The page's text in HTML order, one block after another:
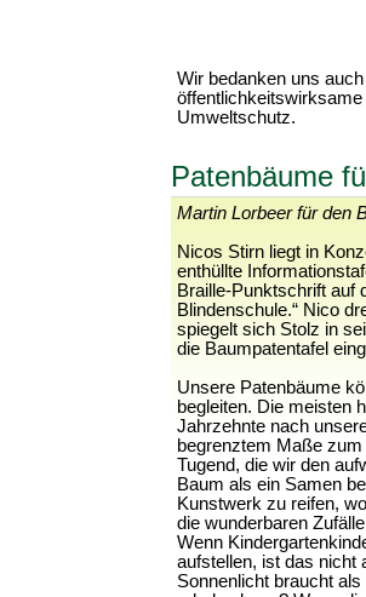
Wir bedanken uns
Umweltschutz.
Patenbäume
Martin Lorbeer für den
Nicos Stirn liegt in
enthüllte
Braille-Punktschrift auf
Blindenschule.“ Nico
spiegelt sich Stolz in
die Baumpatentafel
Unsere Patenbäume
begleiten. Die meisten
Jahrzehnte nach
begrenztem Maße
Tugend, die wir den
Baum als ein Samen
Kunstwerk zu reifen,
die wunderbaren
Wenn
aufstellen, ist das nicht
Sonnenlicht braucht